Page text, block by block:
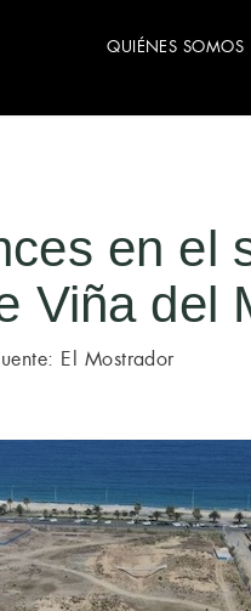
QUIÉNES SOMOS
en el
Viña del
El Mostrador